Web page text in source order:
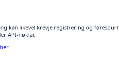
kan likevel krevje registrering og
API-nøklar.